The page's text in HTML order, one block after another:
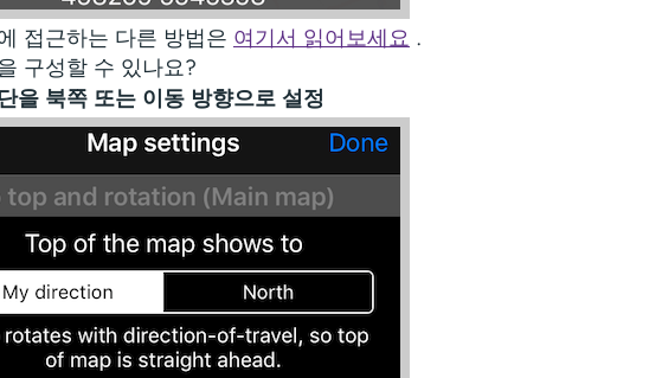
접근하는 다른 방법은 여기서 읽어보세요 .
구성할 수 있나요?
을 북쪽 또는 이동 방향으로 설정